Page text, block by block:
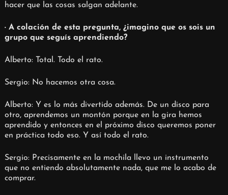
hacer que las cosas salgan adelante.
· A colación de esta pregunta, ¿imagino que os sois un
grupo que seguís aprendiendo?
Alberto: Total. Todo el rato.
Sergio: No hacemos otra cosa.
Alberto: Y es lo más divertido además. De un disco para
otro, aprendemos un montón porque en la gira hemos
aprendido y entonces en el próximo disco queremos poner
en práctica todo eso. Y así todo el rato.
Sergio: Precisamente en la mochila llevo un instrumento
que no entiendo absolutamente nada, que me lo acabo de
comprar.